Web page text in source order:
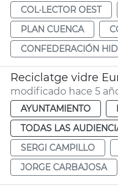
COL·LECTOR OEST
PLAN CUENCA
CONFEDERACIÓN
Reciclatge vidre
modificado hace 5
AYUNTAMIENTO
TODAS LAS
SERGI CAMPILLO
JORGE CARBAJOSA